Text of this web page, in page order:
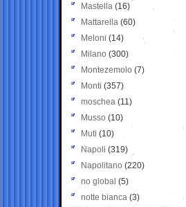
Mastella (16)
Mattarella (60)
Meloni (14)
Milano (300)
Montezemolo (7)
Monti (357)
moschea (11)
Musso (10)
Muti (10)
Napoli (319)
Napolitano (220)
no global (5)
notte bianca (3)